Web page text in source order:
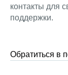
контакты для
поддержки.
Обратиться в